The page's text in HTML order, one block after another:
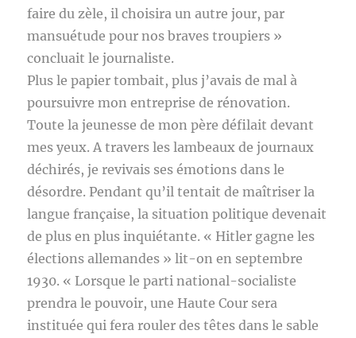
faire du zèle, il choisira un autre jour, par
mansuétude pour nos braves troupiers »
concluait le journaliste.
Plus le papier tombait, plus j’avais de mal à
poursuivre mon entreprise de rénovation.
Toute la jeunesse de mon père défilait devant
mes yeux. A travers les lambeaux de journaux
déchirés, je revivais ses émotions dans le
désordre. Pendant qu’il tentait de maîtriser la
langue française, la situation politique devenait
de plus en plus inquiétante. « Hitler gagne les
élections allemandes » lit-on en septembre
1930. « Lorsque le parti national-socialiste
prendra le pouvoir, une Haute Cour sera
instituée qui fera rouler des têtes dans le sable